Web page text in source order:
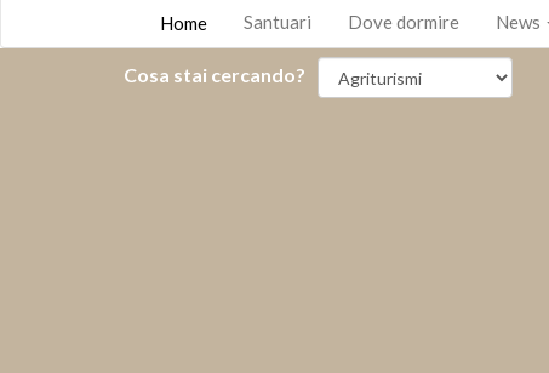
Home Santuari Dove dormire News
Cosa stai cercando?